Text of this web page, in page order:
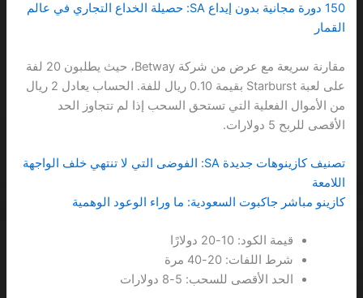
150 دورة مجانية بدون إيداع SA: حصيلة الخداع التجاري في عالم
القمار
مقارنة سريعة مع عرض من شركة Betway، حيث يطلبون 20 لفة
على لعبة Starburst بقيمة 0.10 ريال للفة. الحساب يعادل 2 ريال
من الأموال الفعلية التي تستحق السحب إذا لم تتجاوز الحد
الأقصى للربح 5 دولارات.
تصنيف كازينوهات جديدة SA: الفوضى التي لا تنتهي خلف الواجهة
اللامعة
كازينو مباشر جاكبوت السعودية: ما وراء الوعود الوهمية
قيمة الكود: 10-20 دولارًا
شرط اللفات: 20-40 مرة
الحد الأقصى للسحب: 5-8 دولارات